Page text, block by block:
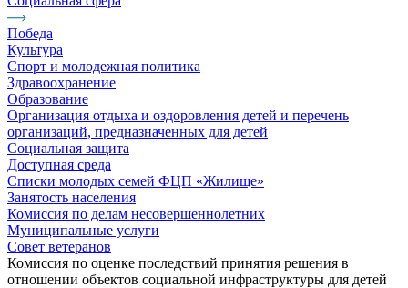
Победа
Культура
Спорт и молодежная политика
Здравоохранение
Образование
Организация отдыха и оздоровления детей и перечень
организаций, предназначенных для детей
Социальная защита
Доступная среда
Списки молодых семей ФЦП «Жилище»
Занятость населения
Комиссия по делам несовершеннолетних
Муниципальные услуги
Совет ветеранов
Комиссия по оценке последствий принятия решения в
отношении объектов социальной инфраструктуры для детей